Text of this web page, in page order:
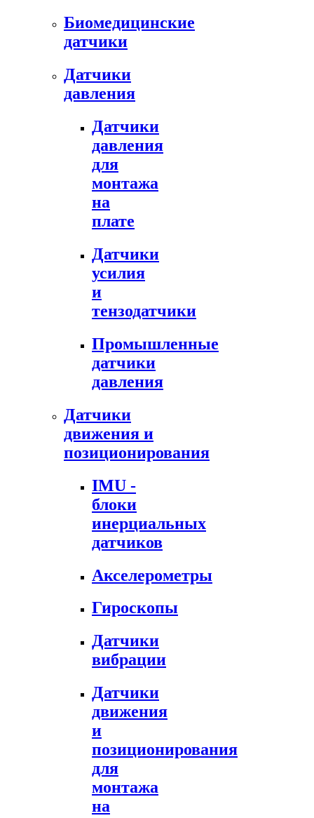
Биомедицинские
датчики
Датчики
давления
Датчики
давления
для
монтажа
на
плате
Датчики
усилия
и
тензодатчики
Промышленные
датчики
давления
Датчики
движения и
позиционирования
IMU -
блоки
инерциальных
датчиков
Акселерометры
Гироскопы
Датчики
вибрации
Датчики
движения
и
позиционирования
для
монтажа
на